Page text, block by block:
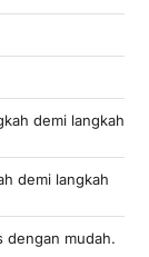
demi langkah
demi langkah
dengan mudah.